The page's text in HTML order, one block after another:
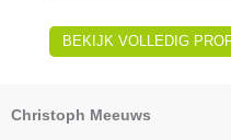
BEKIJK VOLLEDIG
Christoph Meeuws